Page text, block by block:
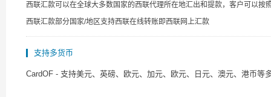
西联汇款可以在全球大多数国家的西联代理所在地汇出和提款，客户可以
西联汇款部分国家/地区支持西联在线转账即西联网上汇款
支持多货币
CardOF - 支持美元、英磅、欧元、加元、欧元、日元、澳元、港币